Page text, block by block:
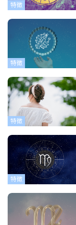
特徴
特徴
特徴
特徴